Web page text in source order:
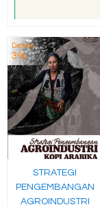
Diskon
3%
STRATEGI
PENGEMBANGAN
AGROINDUSTRI